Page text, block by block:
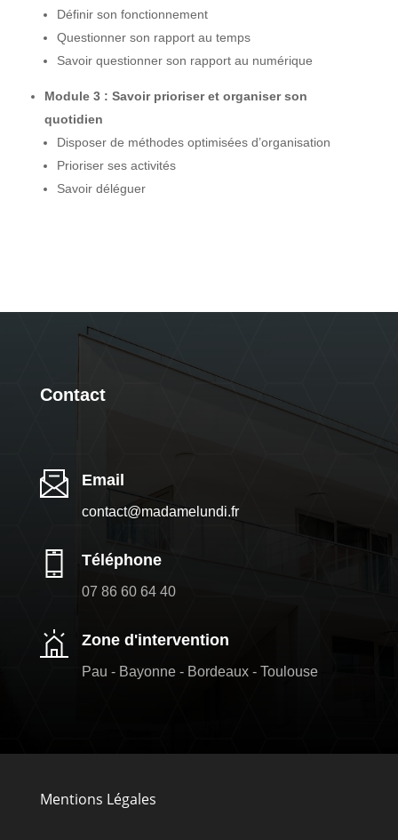
Définir son fonctionnement
Questionner son rapport au temps
Savoir questionner son rapport au numérique
Module 3 : Savoir prioriser et organiser son
quotidien
Disposer de méthodes optimisées d’organisation
Prioriser ses activités
Savoir déléguer
Contact
Email
contact@madamelundi.fr
Téléphone
07 86 60 64 40
Zone d'intervention
Pau - Bayonne - Bordeaux - Toulouse
Mentions Légales